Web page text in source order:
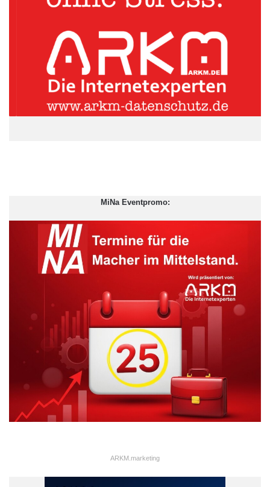
Befragungsbeginn mit Informationen zum Abgasskandal
oder Abscheu wahrnahmen. Befragte, die diese Informationen
nicht erhielten, empfanden in erster Linie Sympathie.
ARKM.marketing
Die Mehrheit der befragten Personen äußert großes Interesse
an Elektroautos: Mehr als ein Drittel stimmt zu, ernsthaft über
eine Anschaffung nachzudenken. 96,9 Prozent der Befragten
geben an, es sich vorstellen zu können, ein Elektroauto im
Rahmen von Carsharing zu nutzen. Personen, die zu Beginn
durch zusätzliche Informationen zum Abgasskandal beeinflusst
ein möglicher Treiber der Kaufbereitschaft identifiziert werden
MiNa Eventpromo:
ARKM.marketing